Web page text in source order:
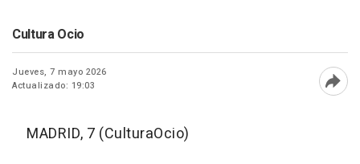
Cultura Ocio
Jueves, 7 mayo 2026
Actualizado: 19:03
MADRID, 7 (CulturaOcio)